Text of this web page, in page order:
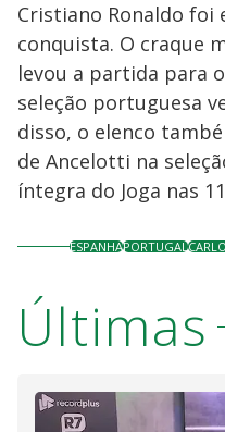
Cristiano Ronaldo foi
conquista. O craque
levou a partida para
seleção portuguesa
disso, o elenco
de Ancelotti na
íntegra do Joga nas
ESPANHAPORTUGAL
Últimas